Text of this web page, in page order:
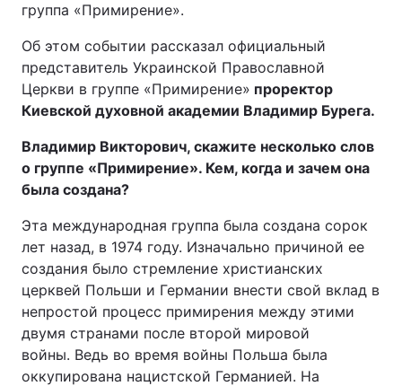
группа «Примирение».
Об этом событии рассказал официальный
представитель Украинской Православной
Церкви в группе «Примирение» проректор
Киевской духовной академии Владимир Бурега.
Владимир Викторович, скажите несколько слов
о группе «Примирение». Кем, когда и зачем она
была создана?
Эта международная группа была создана сорок
лет назад, в 1974 году. Изначально причиной ее
создания было стремление христианских
церквей Польши и Германии внести свой вклад в
непростой процесс примирения между этими
двумя странами после второй мировой
войны. Ведь во время войны Польша была
оккупирована нацистской Германией. На